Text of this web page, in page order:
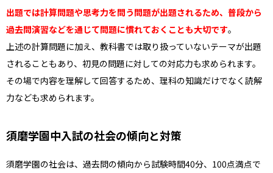
出題では計算問題や思考力を問う問題が出題されるため、普段から
過去問演習などを通じて問題に慣れておくことも大切です。
上述の計算問題に加え、教科書では取り扱っていないテーマが出題
されることもあり、初見の問題に対しての対応力も求められます。
その場で内容を理解して回答するため、理科の知識だけでなく読解
力なども求められます。
須磨学園中入試の社会の傾向と対策
須磨学園の社会は、過去問の傾向から試験時間40分、100点満点で